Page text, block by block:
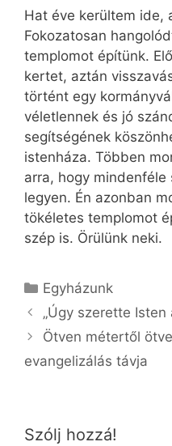
Hat éve kerültem ide,
Fokozatosan
templomot építünk.
kertet, aztán
történt egy
véletlennek és jó
segítségének
istenháza. Többen
arra, hogy
legyen. Én azonban
tökéletes templomot
szép is. Örülünk neki.
Kategória
Egyházunk
„Úgy szerette Isten
Ötven métertől
evangelizálás távja
Szólj hozzá!